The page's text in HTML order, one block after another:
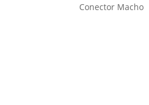
Conector Macho